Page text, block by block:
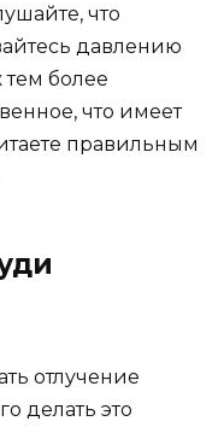
что
давлению
тем более
что имеет
правильным
отлучение
делать это